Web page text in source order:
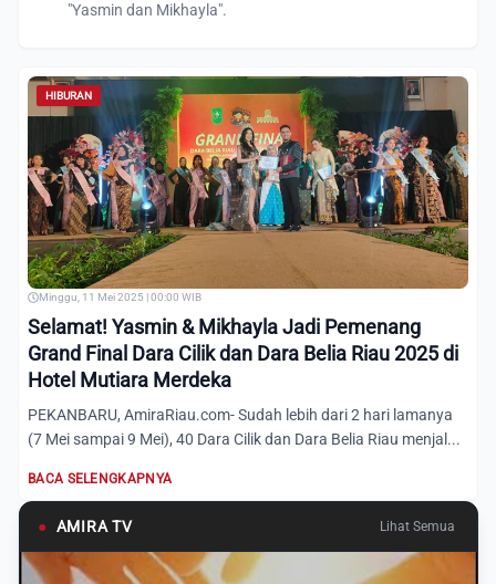
"Yasmin dan Mikhayla".
HIBURAN
Minggu, 11 Mei 2025 | 00:00 WIB
Selamat! Yasmin & Mikhayla Jadi Pemenang
Grand Final Dara Cilik dan Dara Belia Riau 2025 di
Hotel Mutiara Merdeka
PEKANBARU, AmiraRiau.com- Sudah lebih dari 2 hari lamanya
(7 Mei sampai 9 Mei), 40 Dara Cilik dan Dara Belia Riau menjal...
BACA SELENGKAPNYA
● AMIRA TV Lihat Semua